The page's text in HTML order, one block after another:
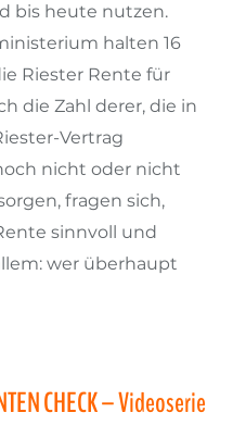
bis heute nutzen.
halten 16
Riester Rente für
die Zahl derer, die in
Vertrag
nicht oder nicht
fragen sich,
sinnvoll und
wer überhaupt
CHECK – Videoserie